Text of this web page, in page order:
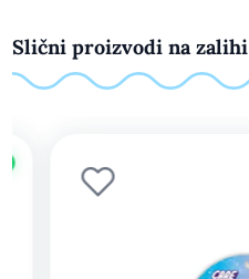
Slični proizvodi na zalihi